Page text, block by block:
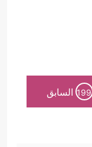
199 السابق